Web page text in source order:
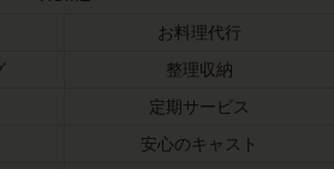
お料理代行
整理収納
定期サービス
安心のキャスト